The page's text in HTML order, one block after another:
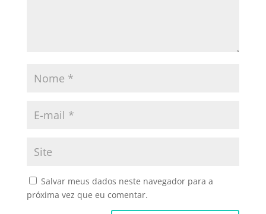
Salvar meus dados neste navegador para a
próxima vez que eu comentar.